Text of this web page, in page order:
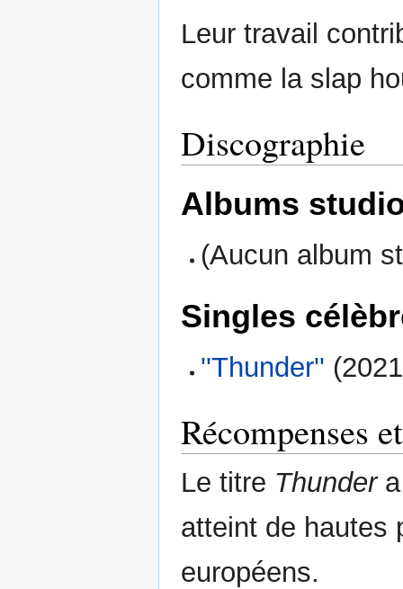
Leur travail
comme la slap
Discographie
Albums
(Aucun album
Singles
''Thunder''
Récompenses
Le titre Thundera
atteint de hautes
européens.